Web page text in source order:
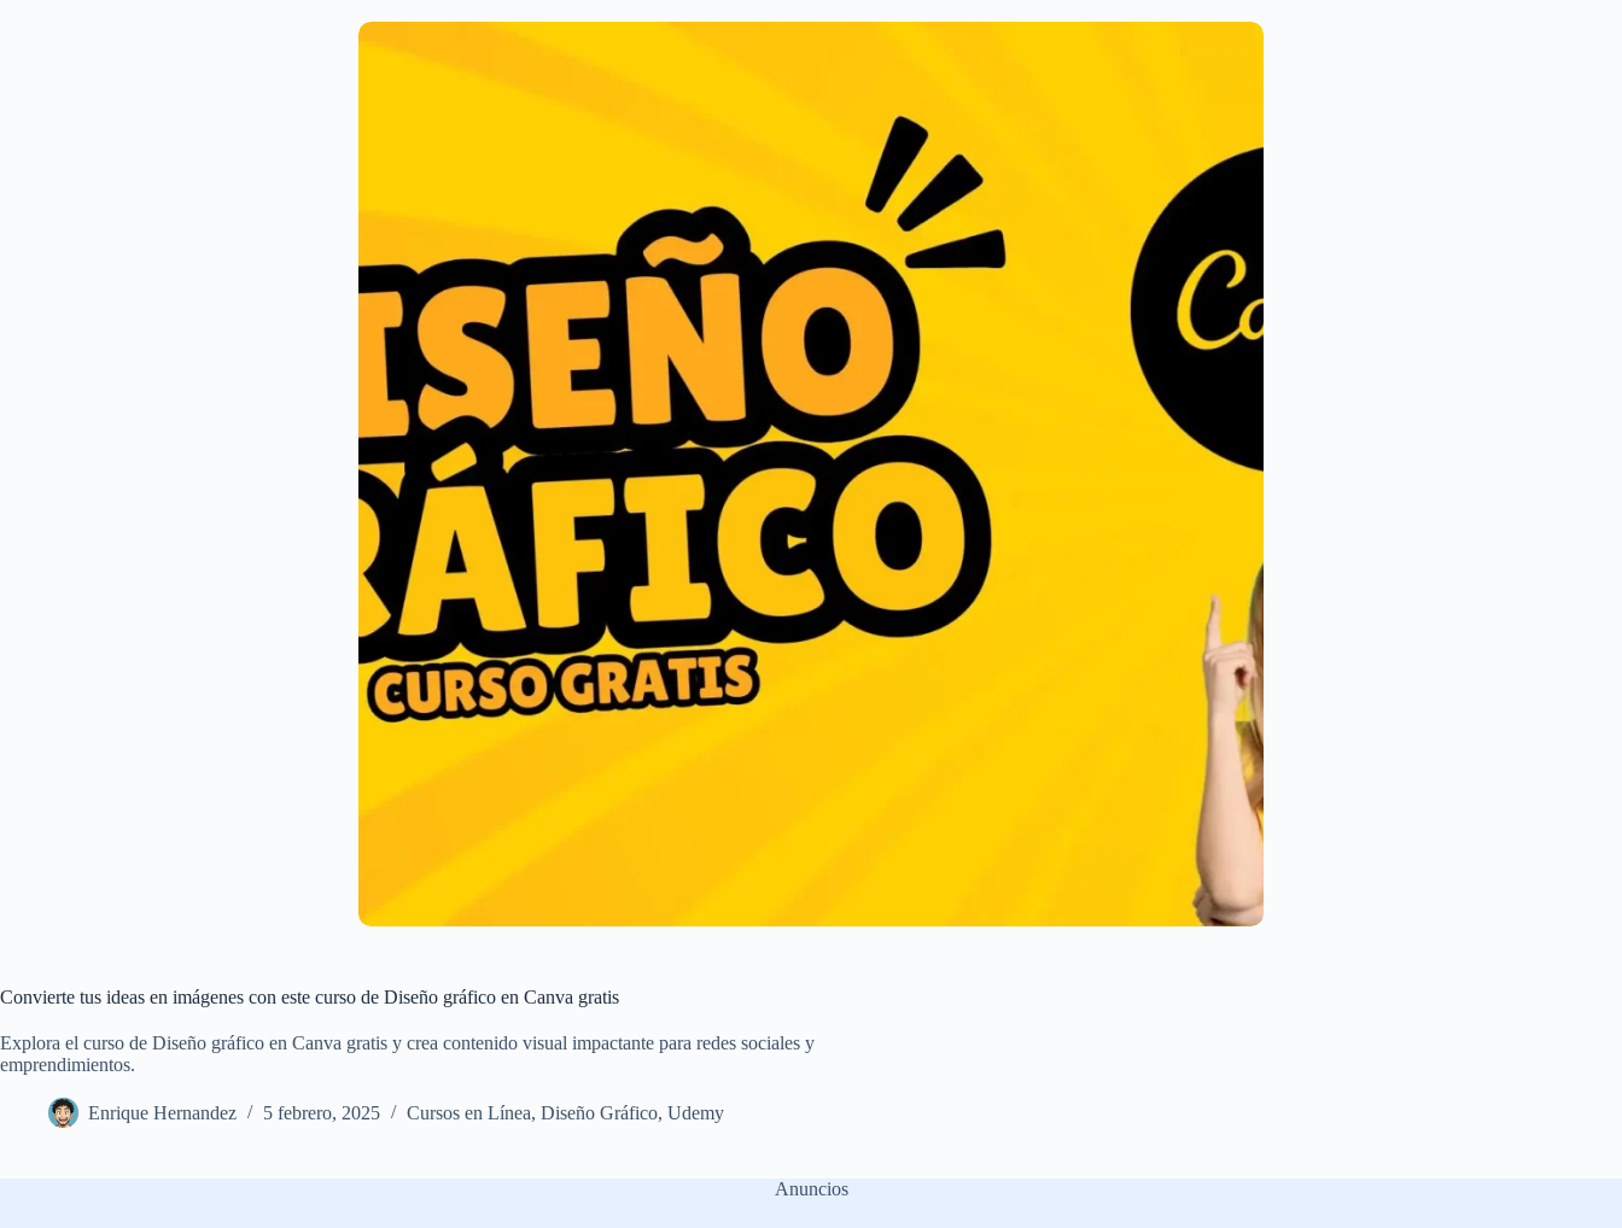
Convierte tus ideas en imágenes con este curso de Diseño gráfico en Canva gratis
Explora el curso de Diseño gráfico en Canva gratis y crea contenido visual impactante para redes sociales y
emprendimientos.
Enrique Hernandez 5 febrero, 2025 Cursos en Línea, Diseño Gráfico, Udemy
Anuncios